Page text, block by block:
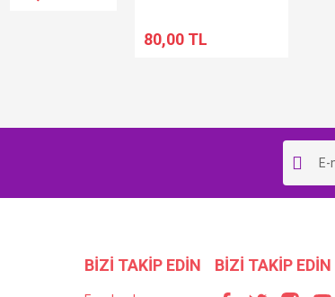
80,00 TL
BİZİ TAKİP EDİN BİZİ TAKİP EDİN